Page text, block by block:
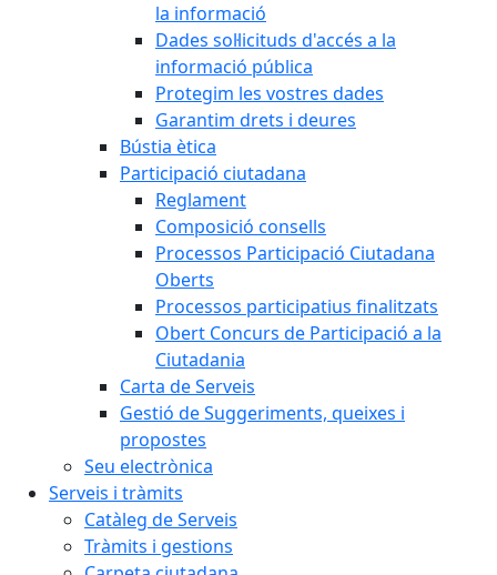
la informació
Dades sol·licituds d'accés a la
informació pública
Protegim les vostres dades
Garantim drets i deures
Bústia ètica
Participació ciutadana
Reglament
Composició consells
Processos Participació Ciutadana
Oberts
Processos participatius finalitzats
Obert Concurs de Participació a la
Ciutadania
Carta de Serveis
Gestió de Suggeriments, queixes i
propostes
Seu electrònica
Serveis i tràmits
Catàleg de Serveis
Tràmits i gestions